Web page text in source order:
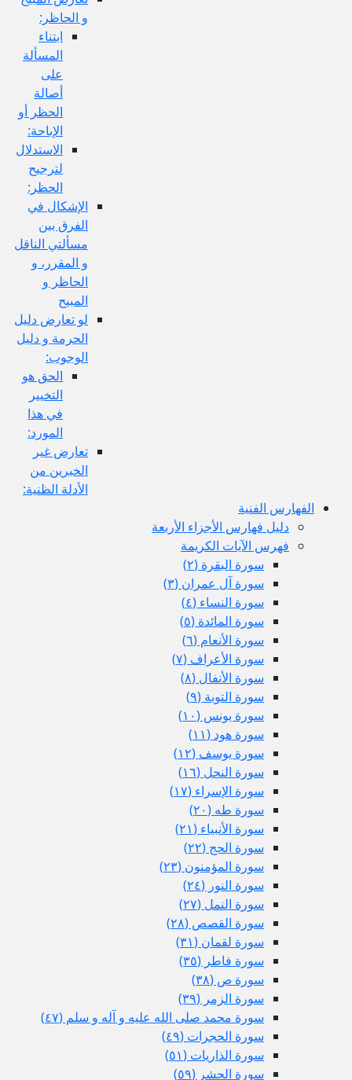
و الحاظر:
ابتناء
المسألة
الحظر أو
الإباحة:
الاستدلال
لترجيح
الحظر:
الإشكال في
الفرق بين
مسألتي الناقل
و المقرر، و
الحاظر و
لو تعارض دليل
الحرمة و دليل
الوجوب:
الحق هو
في هذا
المورد:
تعارض غير
الخبرين من
الأدلة الظنية:
الفهارس الفنية
دليل فهارس الأجزاء الأربعة
فهرس الآيات الكريمة
سورة البقرة (٢)
سورة آل عمران (٣)
سورة النساء (٤)
سورة المائدة (٥)
سورة الأنعام (٦)
سورة الأعراف (٧)
سورة الأنفال (٨)
سورة التوبة (٩)
سورة يونس (١٠)
سورة هود (١١)
سورة يوسف (١٢)
سورة النحل (١٦)
سورة الإسراء (١٧)
سورة طه (٢٠)
سورة الأنبياء (٢١)
سورة الحج (٢٢)
سورة المؤمنون (٢٣)
سورة النور (٢٤)
سورة النمل (٢٧)
سورة القصص (٢٨)
سورة لقمان (٣١)
سورة فاطر (٣٥)
سورة ص (٣٨)
سورة الزمر (٣٩)
سورة محمد صلى الله عليه و آله و سلم (٤٧)
سورة الحجرات (٤٩)
سورة الذاريات (٥١)
سورة الحشر (٥٩)